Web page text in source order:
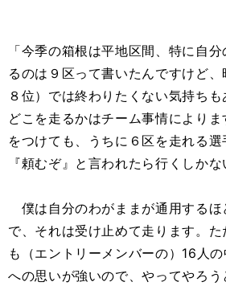
「今季の箱根は平地区間、特に自
るのは９区って書いたんですけど、
８位）では終わりたくない気持ち
どこを走るかはチーム事情により
をつけても、うちに６区を走れる
『頼むぞ』と言われたら行くしかな
僕は自分のわがままが通用するほ
で、それは受け止めて走ります。
も（エントリーメンバーの）16人
への思いが強いので、やってやろう